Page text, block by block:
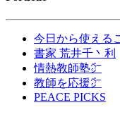
今日から使える
書家 荒井千丶利
情熱教師塾㌻
教師を応援㌻
PEACE PICKS